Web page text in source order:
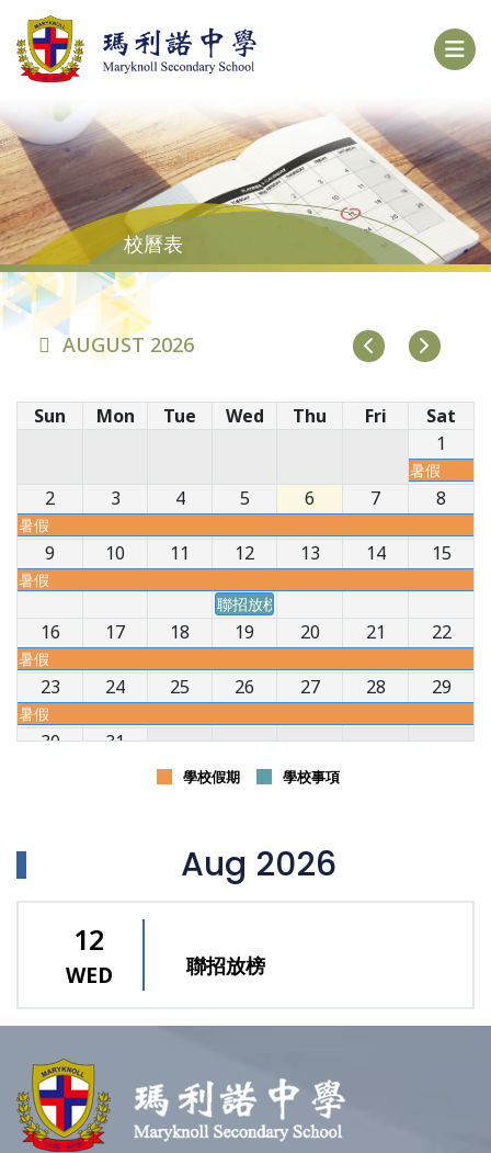
校曆表
AUGUST 2026
Sun Mon Tue Wed Thu Fri
Sat
1
暑假
2 3 4 5 6 7 8
暑假
9 10 11 12 13 14 15
暑假
聯招放榜
16 17 18 19 20 21 22
暑假
23 24 25 26 27 28 29
暑假
30 31
學校假期 學校事項
Aug 2026
12
WED 聯招放榜